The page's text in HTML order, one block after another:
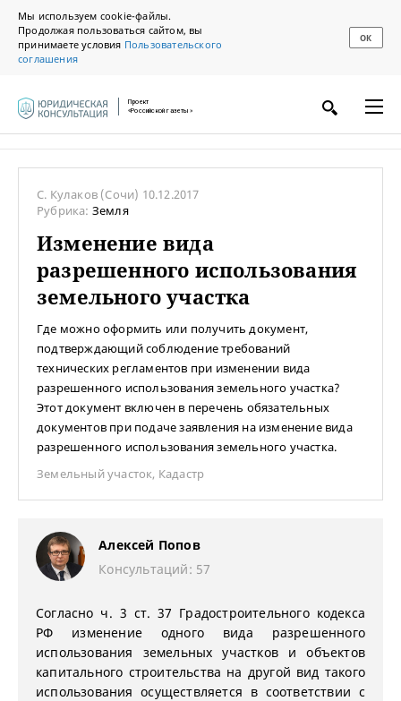
Мы используем cookie-файлы.
Продолжая пользоваться сайтом, вы
принимаете условия Пользовательского
соглашения
ОК
Проект
«Российской газеты»
С. Кулаков (Сочи) 10.12.2017
Рубрика: Земля
Изменение вида
разрешенного использования
земельного участка
Где можно оформить или получить документ,
подтверждающий соблюдение требований
технических регламентов при изменении вида
разрешенного использования земельного участка?
Этот документ включен в перечень обязательных
документов при подаче заявления на изменение вида
разрешенного использования земельного участка.
Земельный участок, Кадастр
Алексей Попов
Консультаций: 57
Согласно ч. 3 ст. 37 Градостроительного кодекса
РФ изменение одного вида разрешенного
использования земельных участков и объектов
капитального строительства на другой вид такого
использования осуществляется в соответствии с